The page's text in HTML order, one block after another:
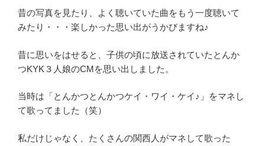
昔の写真を見たり、よく聴いていた曲をもう一度聴いて
みたり・・・楽しかった思い出がうかびますね♪
昔に思いをはせると、子供の頃に放送されていたとんか
つKYK３人娘のCMを思い出しました。
当時は「とんかつとんかつケイ・ワイ・ケイ♪」をマネし
て歌ってました（笑）
私だけじゃなく、たくさんの関西人がマネして歌った